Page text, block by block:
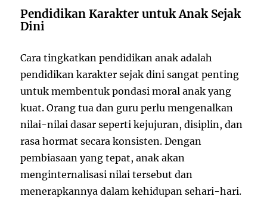
Pendidikan Karakter untuk Anak Sejak
Dini
Cara tingkatkan pendidikan anak adalah
pendidikan karakter sejak dini sangat penting
untuk membentuk pondasi moral anak yang
kuat. Orang tua dan guru perlu mengenalkan
nilai-nilai dasar seperti kejujuran, disiplin, dan
rasa hormat secara konsisten. Dengan
pembiasaan yang tepat, anak akan
menginternalisasi nilai tersebut dan
menerapkannya dalam kehidupan sehari-hari.